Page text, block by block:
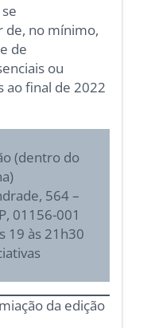
no mínimo,
de
ou
ao final de 2022
(dentro do
564 –
01156-001
19 às 21h30
da edição